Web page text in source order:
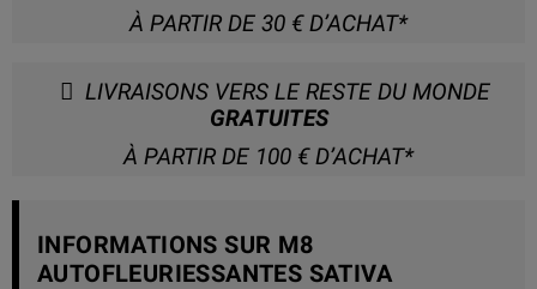
À PARTIR DE 30 € D’ACHAT*
LIVRAISONS VERS LE RESTE DU MONDE
GRATUITES
À PARTIR DE 100 € D’ACHAT*
INFORMATIONS SUR M8
AUTOFLEURIESSANTES SATIVA